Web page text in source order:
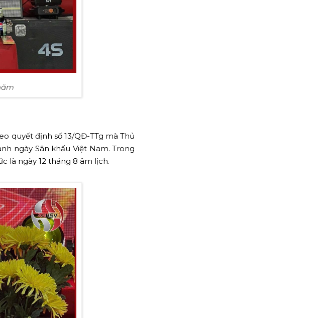
quyết định số 13/QĐ-TTg mà Thủ
ngày Sân khấu Việt Nam. Trong
là ngày 12 tháng 8 âm lịch.